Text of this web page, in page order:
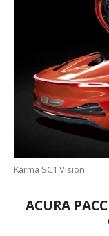
Karma SC1 Vision
ACURA